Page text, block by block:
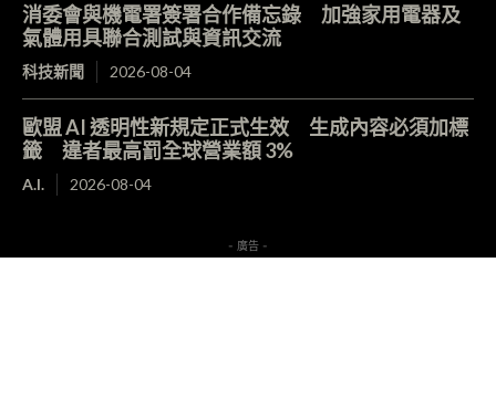
消委會與機電署簽署合作備忘錄 加強家用電器及
氣體用具聯合測試與資訊交流
科技新聞 2026-08-04
歐盟 AI 透明性新規定正式生效 生成內容必須加標
籤 違者最高罰全球營業額 3%
A.I. 2026-08-04
- 廣告 -